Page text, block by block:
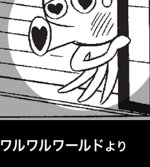
ワルワルワールドより